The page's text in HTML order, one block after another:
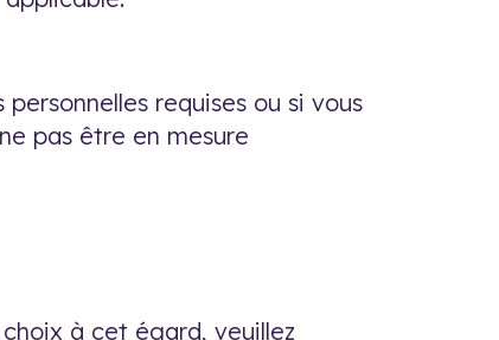
requises ou si vous
pas être en mesure
à cet égard, veuillez